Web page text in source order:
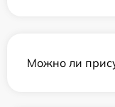
Можно ли